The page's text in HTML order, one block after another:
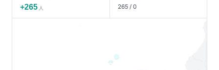
+265 人 265/ 0